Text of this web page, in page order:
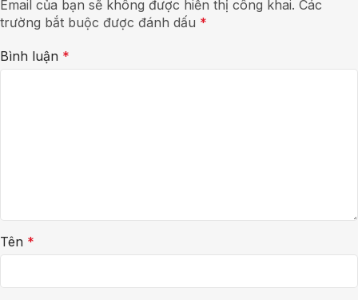
Email của bạn sẽ không được hiển thị công khai. Các
trường bắt buộc được đánh dấu *
Bình luận *
Tên *